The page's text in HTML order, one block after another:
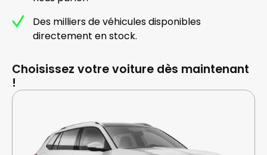
Des milliers de véhicules disponibles
directement en stock.
Choisissez votre voiture dès maintenant
!